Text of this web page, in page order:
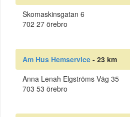
Skomaskinsgatan 6
702 27 örebro
Am Hus Hemservice - 23 km
Anna Lenah Elgströms Väg 35
703 53 örebro